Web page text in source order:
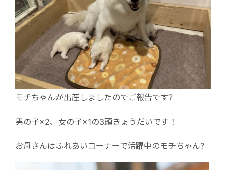
モチちゃんが出産しましたのでご報告です?
男の子×2、女の子×1の3頭きょうだいです！
お母さんはふれあいコーナーで活躍中のモチちゃん?